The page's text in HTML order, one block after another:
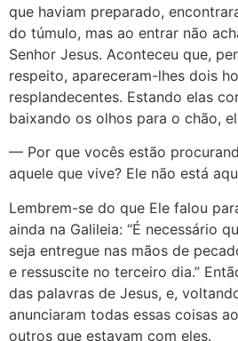
que haviam preparado,
do túmulo, mas ao entrar não
Senhor Jesus. Aconteceu que,
respeito, apareceram-lhes dois
resplandecentes. Estando elas
baixando os olhos para o chão,
— Por que vocês estão
aquele que vive? Ele não está
Lembrem-se do que Ele falou
ainda na Galileia: “É necessário
seja entregue nas mãos de
e ressuscite no terceiro dia.”
das palavras de Jesus, e,
anunciaram todas essas coisas
outros que estavam com eles.